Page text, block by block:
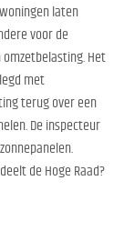
laten
voor de
Het
met
terug over een
De inspecteur
de Hoge Raad?